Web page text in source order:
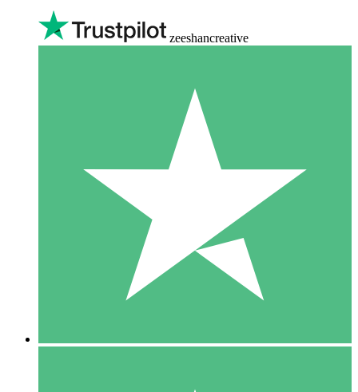
zeeshancreative